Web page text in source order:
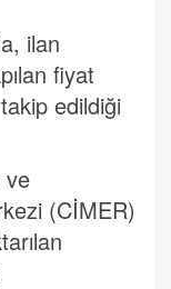
ilan
fiyat
edildiği
ve
(CİMER)